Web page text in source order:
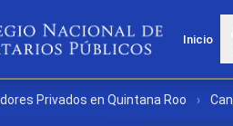
Inicio
Privados en Quintana Roo ›